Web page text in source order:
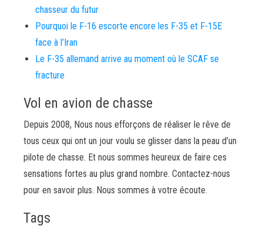
chasseur du futur
Pourquoi le F-16 escorte encore les F-35 et F-15E
face à l’Iran
Le F-35 allemand arrive au moment où le SCAF se
fracture
Vol en avion de chasse
Depuis 2008, Nous nous efforçons de réaliser le rêve de
tous ceux qui ont un jour voulu se glisser dans la peau d’un
pilote de chasse. Et nous sommes heureux de faire ces
sensations fortes au plus grand nombre. Contactez-nous
pour en savoir plus. Nous sommes à votre écoute.
Tags